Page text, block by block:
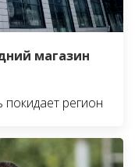
магазин
покидает регион